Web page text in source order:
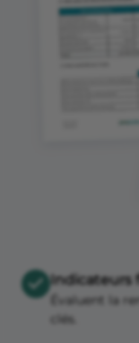
Indicateurs
Évaluent la
clés.